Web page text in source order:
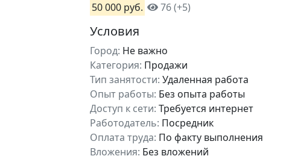
50 000 руб. 76 (+5)
Условия
Город: Не важно
Категория: Продажи
Тип занятости: Удаленная работа
Опыт работы: Без опыта работы
Доступ к сети: Требуется интернет
Работодатель: Посредник
Оплата труда: По факту выполнения
Вложения: Без вложений